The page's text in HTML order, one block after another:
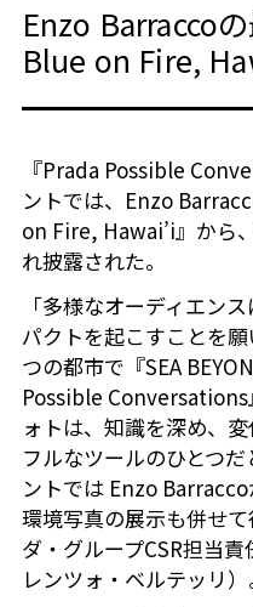
Enzo Barracco
Blue on Fire,
『Prada Possible
ントでは、 Enzo
on Fire, Hawai’i』から
れ披露された。
「多様なオーディエン
パクトを起こすことを
つの都市で『SEA
Possible Conversations
ォトは、知識を深め、
フルなツールのひとつ
ントでは Enzo Barracco
環境写真の展示も併せ
ダ・グループCSR担当責
レンツォ・ベルテッリ）